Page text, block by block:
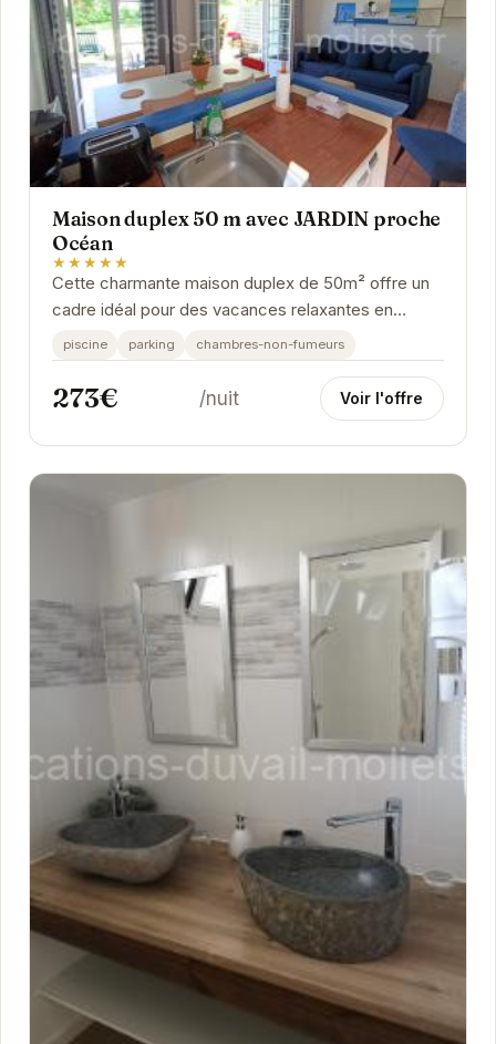
Maison duplex 50 m avec JARDIN proche
Océan
★★★★★
Cette charmante maison duplex de 50m² offre un
cadre idéal pour des vacances relaxantes en
famille ou entre amis. Située à proximité de...
piscine parking chambres-non-fumeurs
273€ /nuit Voir l'offre